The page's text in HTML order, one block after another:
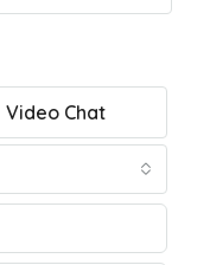
Video Chat